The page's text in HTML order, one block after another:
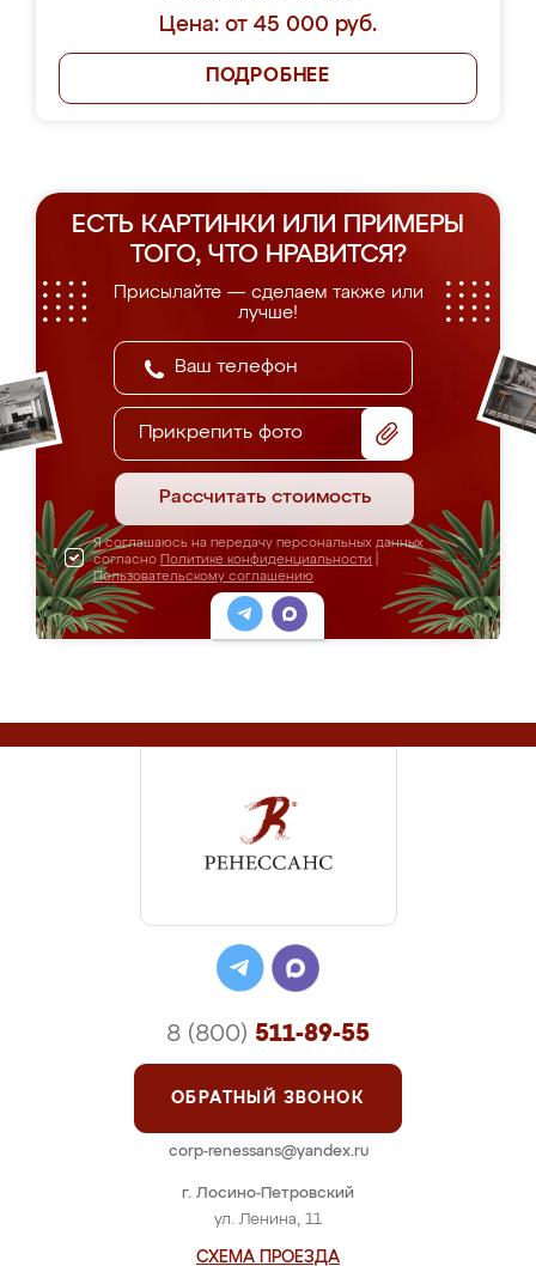
Цена: от 45 000 руб.
ПОДРОБНЕЕ
ЕСТЬ КАРТИНКИ ИЛИ ПРИМЕРЫ
ТОГО, ЧТО НРАВИТСЯ?
Присылайте — сделаем также или
лучше!
Прикрепить фото
Рассчитать стоимость
Я соглашаюсь на передачу персональных данных
согласно Политике конфиденциальности
Пользовательскому соглашению
г. Лосино-Петровский
ул. Ленина, 11
СХЕМА ПРОЕЗДА
8 (800) 511-89-55
ОБРАТНЫЙ ЗВОНОК
corp-renessans@yandex.ru